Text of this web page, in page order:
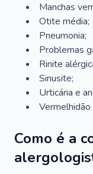
Manchas
Otite média;
Pneumonia;
Problemas
Rinite
Sinusite;
Urticária e
Como é a